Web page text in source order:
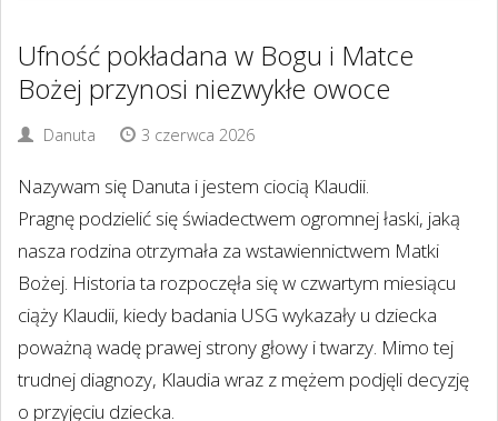
Ufność pokładana w Bogu i Matce
Bożej przynosi niezwykłe owoce
Danuta 3 czerwca 2026
Nazywam się Danuta i jestem ciocią Klaudii.
Pragnę podzielić się świadectwem ogromnej łaski, jaką
nasza rodzina otrzymała za wstawiennictwem Matki
Bożej. Historia ta rozpoczęła się w czwartym miesiącu
ciąży Klaudii, kiedy badania USG wykazały u dziecka
poważną wadę prawej strony głowy i twarzy. Mimo tej
trudnej diagnozy, Klaudia wraz z mężem podjęli decyzję
o przyjęciu dziecka.